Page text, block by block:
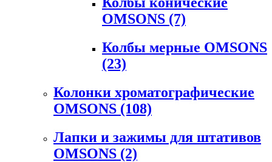
OMSONS (7)
Колбы мерные OMSONS
(23)
Колонки хроматографические
OMSONS (108)
Лапки и зажимы для штативов
OMSONS (2)